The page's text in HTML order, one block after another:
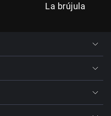
La brújula